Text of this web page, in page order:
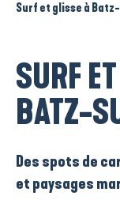
Surf et glisse à
SURF
BATZ-
Des spots de
et paysages